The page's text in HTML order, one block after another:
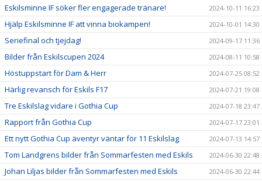
Eskilsminne IF söker fler engagerade tränare! 2024-10-11 16:23
Hjälp Eskilsminne IF att vinna biokampen! 2024-10-01 14:30
Seriefinal och tjejdag! 2024-09-17 11:36
Bilder från Eskilscupen 2024 2024-08-11 10:58
Höstuppstart för Dam & Herr 2024-07-25 08:52
Härlig revansch för Eskils F17 2024-07-21 19:08
Tre Eskilslag vidare i Gothia Cup 2024-07-18 23:47
Rapport från Gothia Cup 2024-07-17 23:01
Ett nytt Gothia Cup äventyr väntar för 11 Eskilslag 2024-07-13 14:57
Tom Landgrens bilder från Sommarfesten med Eskils 2024-06-30 22:48
Johan Liljas bilder från Sommarfesten med Eskils 2024-06-30 22:44